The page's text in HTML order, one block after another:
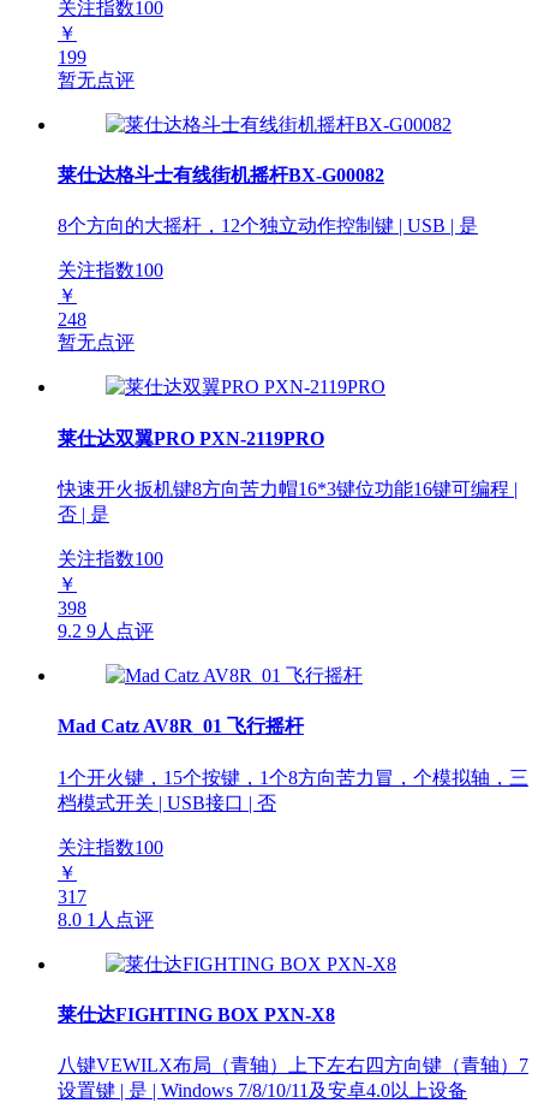
关注指数100
￥
199
暂无点评
莱仕达格斗士有线街机摇杆BX-G00082
8个方向的大摇杆，12个独立动作控制键 | USB | 是
关注指数100
￥
248
暂无点评
莱仕达双翼PRO PXN-2119PRO
快速开火扳机键8方向苦力帽16*3键位功能16键可编程 |
否 | 是
关注指数100
￥
398
9.2 9人点评
Mad Catz AV8R_01 飞行摇杆
1个开火键，15个按键，1个8方向苦力冒，个模拟轴，三
档模式开关 | USB接口 | 否
关注指数100
￥
317
8.0 1人点评
莱仕达FIGHTING BOX PXN-X8
八键VEWILX布局（青轴）上下左右四方向键（青轴）7
设置键 | 是 | Windows 7/8/10/11及安卓4.0以上设备